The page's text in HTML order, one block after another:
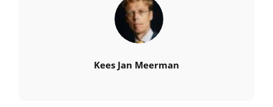
Kees Jan Meerman